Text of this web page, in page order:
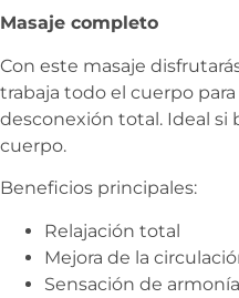
Masaje completo
Con este masaje
trabaja todo el cuerpo
desconexión total. Ideal si
cuerpo.
Beneficios principales:
Relajación total
Mejora de la
Sensación de